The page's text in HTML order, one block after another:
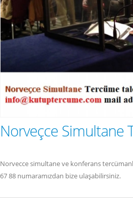
Norveçce Simultane
Norvecce simultane ve konferans
67 88 numaramızdan bize ulaşabilirsiniz.